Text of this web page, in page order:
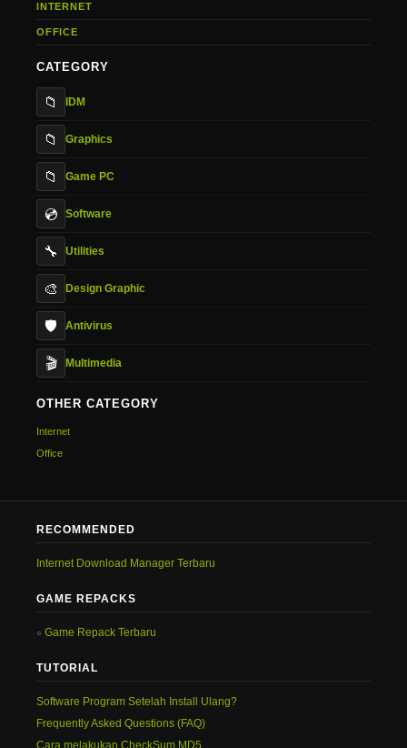
INTERNET
OFFICE
CATEGORY
📁 IDM
📁 Graphics
📁 Game PC
💿 Software
🔧 Utilities
🎨 Design Graphic
🛡️ Antivirus
🎬 Multimedia
OTHER CATEGORY
Internet
Office
RECOMMENDED
Internet Download Manager Terbaru
GAME REPACKS
Game Repack Terbaru
TUTORIAL
Software Program Setelah Install Ulang?
Frequently Asked Questions (FAQ)
Cara melakukan CheckSum MD5